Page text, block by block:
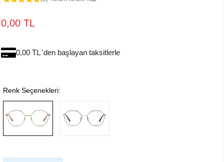
0,00 TL
0,00 TL 'den başlayan taksitlerle
Renk Seçenekleri: